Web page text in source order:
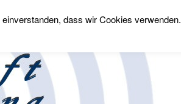
Suchen
dass wir Cookies verwenden.